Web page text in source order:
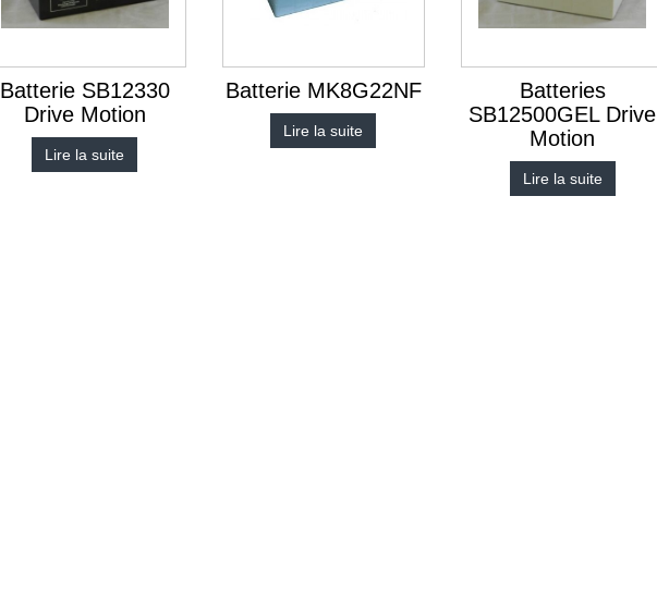
Batterie SB12330
Drive Motion
Lire la suite
Batterie MK8G22NF
Lire la suite
Batteries
SB12500GEL Drive
Motion
Lire la suite